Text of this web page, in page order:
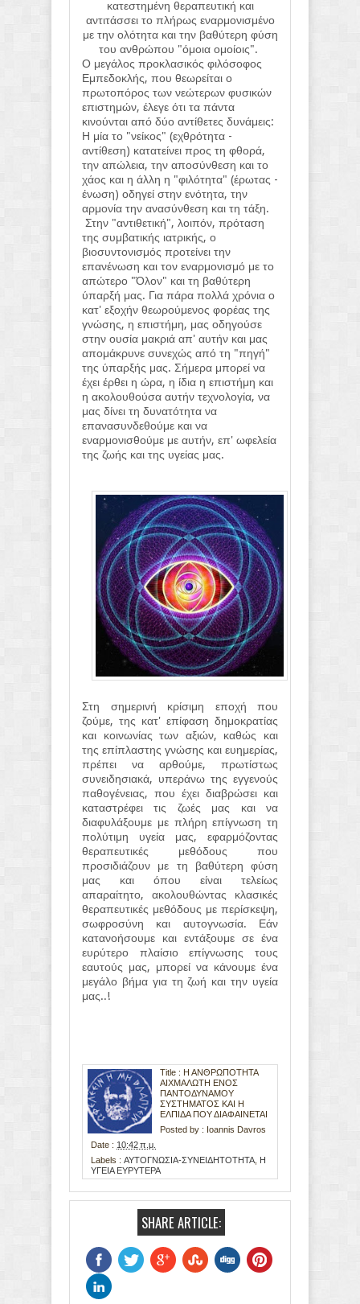
κατεστημένη θεραπευτική και
αντιτάσσει το πλήρως εναρμονισμένο
με την ολότητα και την βαθύτερη φύση
του ανθρώπου "όμοια ομοίοις".
Ο μεγάλος προκλασικός φιλόσοφος
Εμπεδοκλής, που θεωρείται ο
πρωτοπόρος των νεώτερων φυσικών
επιστημών, έλεγε ότι τα πάντα
κινούνται από δύο αντίθετες δυνάμεις:
Η μία το "νείκος" (εχθρότητα -
αντίθεση) κατατείνει προς τη φθορά,
την απώλεια, την αποσύνθεση και το
χάος και η άλλη η "φιλότητα" (έρωτας -
ένωση) οδηγεί στην ενότητα, την
αρμονία την ανασύνθεση και τη τάξη.
Στην "αντιθετική", λοιπόν, πρόταση
της συμβατικής ιατρικής, ο
βιοσυντονισμός προτείνει την
επανένωση και τον εναρμονισμό με το
απώτερο "Όλον" και τη βαθύτερη
ύπαρξή μας. Για πάρα πολλά χρόνια ο
κατ' εξοχήν θεωρούμενος φορέας της
γνώσης, η επιστήμη, μας οδηγούσε
στην ουσία μακριά απ' αυτήν και μας
απομάκρυνε συνεχώς από τη "πηγή"
της ύπαρξής μας. Σήμερα μπορεί να
έχει έρθει η ώρα, η ίδια η επιστήμη και
η ακολουθούσα αυτήν τεχνολογία, να
μας δίνει τη δυνατότητα να
επανασυνδεθούμε και να
εναρμονισθούμε με αυτήν, επ' ωφελεία
της ζωής και της υγείας μας.
Στη σημερινή κρίσιμη εποχή που
ζούμε, της κατ' επίφαση δημοκρατίας
και κοινωνίας των αξιών, καθώς και
της επίπλαστης γνώσης και ευημερίας,
πρέπει να αρθούμε, πρωτίστως
συνειδησιακά, υπεράνω της εγγενούς
παθογένειας, που έχει διαβρώσει και
καταστρέφει τις ζωές μας και να
διαφυλάξουμε με πλήρη επίγνωση τη
πολύτιμη υγεία μας, εφαρμόζοντας
θεραπευτικές μεθόδους που
προσιδιάζουν με τη βαθύτερη φύση
μας και όπου είναι τελείως
απαραίτητο, ακολουθώντας κλασικές
θεραπευτικές μεθόδους με περίσκεψη,
σωφροσύνη και αυτογνωσία. Εάν
κατανοήσουμε και εντάξουμε σε ένα
ευρύτερο πλαίσιο επίγνωσης τους
εαυτούς μας, μπορεί να κάνουμε ένα
μεγάλο βήμα για τη ζωή και την υγεία
μας..!
Title : Η ΑΝΘΡΩΠΟΤΗΤΑ
ΑΙΧΜΑΛΩΤΗ ΕΝΟΣ
ΠΑΝΤΟΔΥΝΑΜΟΥ
ΣΥΣΤΗΜΑΤΟΣ ΚΑΙ Η
ΕΛΠΙΔΑ ΠΟΥ ΔΙΑΦΑΙΝΕΤΑΙ
Posted by : Ioannis Davros
Date : 10:42 π.μ.
Labels : ΑΥΤΟΓΝΩΣΙΑ-ΣΥΝΕΙΔΗΤΟΤΗΤΑ Η
ΥΓΕΙΑ ΕΥΡΥΤΕΡΑ
SHARE ARTICLE: